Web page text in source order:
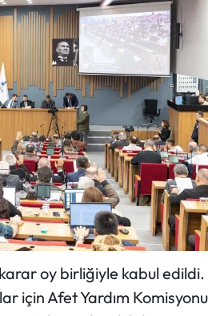
oy birliğiyle kabul edildi.
için Afet Yardım Komisyonu